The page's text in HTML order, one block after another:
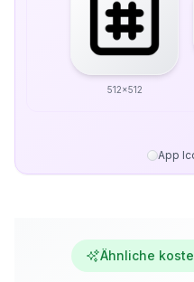
512x512
App
Ähnliche